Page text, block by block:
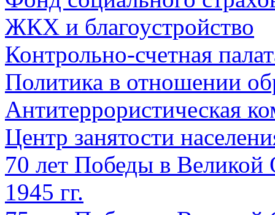
ЖКХ и благоустройство
Контрольно-счетная
Политика в отношении
Антитеррористическая
Центр занятости
70 лет Победы в Великой
1945 гг.